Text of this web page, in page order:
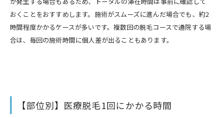
おくことをおすすめします。施術がスムーズに進んだ場合でも、約2
時間程度かかるケースが多いです。複数回の脱毛コースで通院する場
合は、毎回の施術時間に個人差が出ることもあります。
【部位別】医療脱毛1回にかかる時間